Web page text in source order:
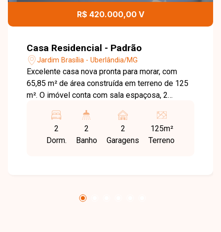
R$ 420.000,00 V
Casa Residencial - Padrão
Jardim Brasília - Uberlândia/MG
Excelente casa nova pronta para morar, com
65,85 m² de área construída em terreno de 125
m². O imóvel conta com sala espaçosa, 2
além de banheiro social com cuba esculpida,
nicho e bacia sanitária Celite. A cozinha em
estilo americana é ampla, com bancada de 3,80
porcelanato 90x90, rodapés embutidos de 12
2
Dorm.
2
Banho
2
Garagens
125m²
Terreno